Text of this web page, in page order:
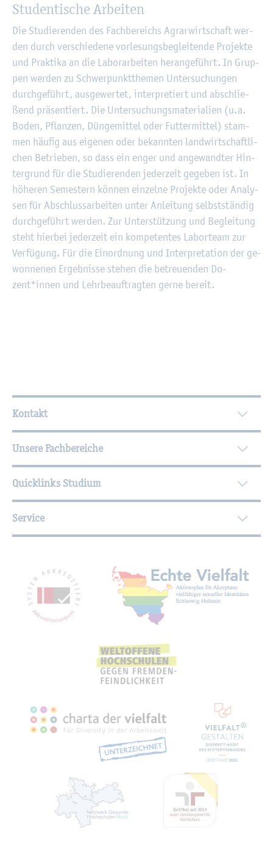
Stu­den­ti­sche Ar­bei­ten
Die Stu­die­ren­den des Fach­be­reichs Agrar­wirt­schaft wer­
den durch ver­schie­de­ne vor­le­sungs­be­glei­ten­de Pro­jek­te
und Prak­ti­ka an die La­bor­ar­bei­ten her­an­ge­führt. In Grup­
pen wer­den zu Schwer­punkt­the­men Un­ter­su­chun­gen
durch­ge­führt, aus­ge­wer­tet, in­ter­pre­tiert und ab­schlie­
ßend prä­sen­tiert. Die Un­ter­su­chungs­ma­te­ria­li­en (u.a.
Boden, Pflan­zen, Dün­ge­mit­tel oder Fut­ter­mit­tel) stam­
men häu­fig aus ei­ge­nen oder be­kann­ten land­wirt­schaft­li­
chen Be­trie­ben, so dass ein enger und an­ge­wand­ter Hin­
ter­grund für die Stu­die­ren­den je­der­zeit ge­ge­ben ist. In
hö­he­ren Se­mes­tern kön­nen ein­zel­ne Pro­jek­te oder Ana­ly­
sen für Ab­schluss­ar­bei­ten unter An­lei­tung selbst­stän­dig
durch­ge­führt wer­den. Zur Un­ter­stüt­zung und Be­glei­tung
steht hier­bei je­der­zeit ein kom­pe­ten­tes La­bor­team zur
Ver­fü­gung. Für die Ein­ord­nung und In­ter­pre­ta­ti­on der ge­
won­ne­nen Er­geb­nis­se ste­hen die be­treu­en­den Do­
zent*innen und Lehr­be­auf­trag­ten gerne be­reit.
Wei­ter­füh­ren­de In­for­ma­tio­nen
Kontakt
Unsere Fachbereiche
Quicklinks Studium
Service
Mit­glied­schaf­ten,